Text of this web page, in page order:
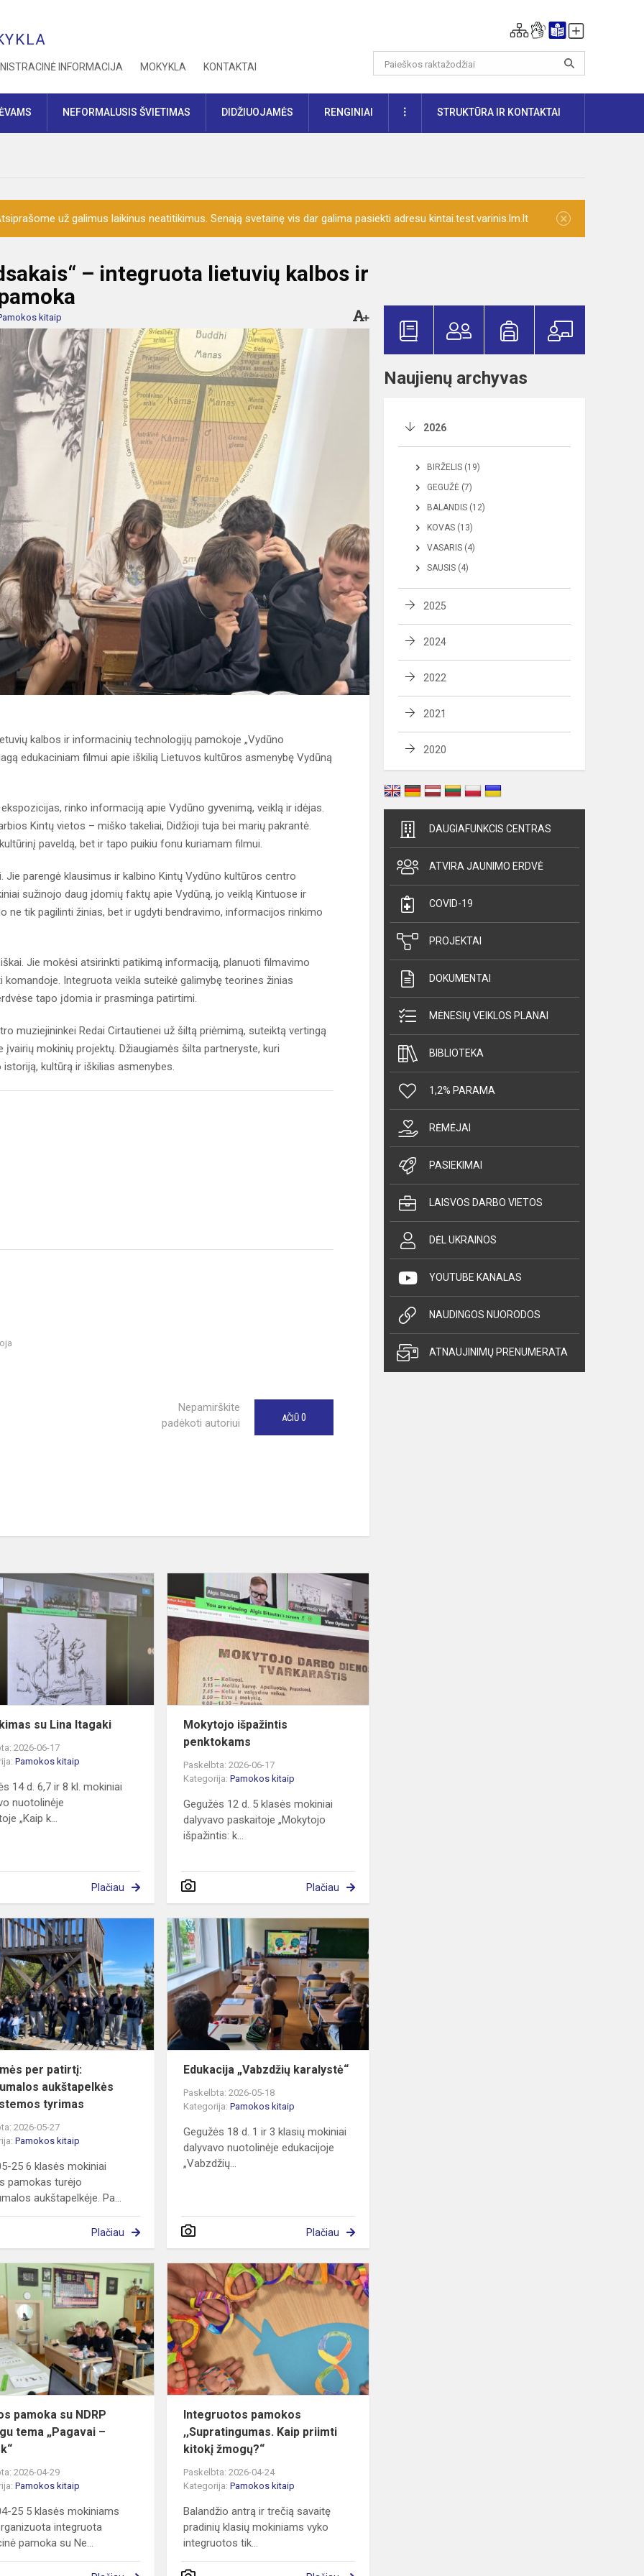
INFORMACIJA MOKYKLA KONTAKTAI
NEFORMALUSIS ŠVIETIMAS DIDŽIUOJAMĖS RENGINIAI DAUGIAUSTRUKTŪRA IR KONTAKTAI
už galimus laikinus neatitikimus. Senają svetainę vis dar galima pasiekti adresu kintai.test.varinis.lm.lt ×
– integruota lietuvių kalbos ir
kitaip
kalbos ir informacinių technologijų pamokoje „Vydūno
edukaciniam filmui apie iškilią Lietuvos kultūros asmenybę Vydūną
rinko informaciją apie Vydūno gyvenimą, veiklą ir idėjas.
Kintų vietos – miško takeliai, Didžioji tuja bei marių pakrantė.
paveldą, bet ir tapo puikiu fonu kuriamam filmui.
parengė klausimus ir kalbino Kintų Vydūno kultūros centro
sužinojo daug įdomių faktų apie Vydūną, jo veiklą Kintuose ir
ne tik pagilinti žinias, bet ir ugdyti bendravimo, informacijos rinkimo
Jie mokėsi atsirinkti patikimą informaciją, planuoti filmavimo
Integruota veikla suteikė galimybę teorines žinias
tapo įdomia ir prasminga patirtimi.
muziejininkei Redai Cirtautienei už šiltą priėmimą, suteiktą vertingą
mokinių projektų. Džiaugiamės šilta partneryste, kuri
kultūrą ir iškilias asmenybes.
Nepamirškite
padėkoti autoriui
AČIŪ 0
Susitikimas
Lina
Itagaki
su Lina Itagaki
2026-06-17
Pamokos kitaip
14 d. 6,7 ir 8 kl. mokiniai
nuotolinėje
„Kaip k...
Plačiau
išpažintis
penktokams
Mokytojo išpažintis
penktokams
Paskelbta: 2026-06-17
Kategorija:Pamokos kitaip
Gegužės 12 d. 5 klasės mokiniai
dalyvavo paskaitoje „Mokytojo
išpažintis: k...
Plačiau
Mokomės
per
patirtį:
Aukštumalos
aukštapelkės
ekosistemos
t...
per patirtį:
aukštapelkės
tyrimas
2026-05-27
Pamokos kitaip
25 6 klasės mokiniai
pamokas turėjo
aukštapelkėje. Pa...
Plačiau
Edukacija
karalystė“
Edukacija „Vabzdžių karalystė“
Paskelbta: 2026-05-18
Kategorija:Pamokos kitaip
Gegužės 18 d. 1 ir 3 klasių mokiniai
dalyvavo nuotolinėje edukacijoje
„Vabzdžių...
Plačiau
Gamtos
pamoka
NDRP
ekologu
tema
„Pagavai
–
paleisk“
pamoka su NDRP
tema „Pagavai –
2026-04-29
Pamokos kitaip
25 5 klasės mokiniams
integruota
pamoka su Ne...
Integruotos
pamokos
,,Supratingumas.
kitokį
Integruotos pamokos
,,Supratingumas. Kaip priimti
kitokį žmogų?“
Paskelbta: 2026-04-24
Kategorija:Pamokos kitaip
Balandžio antrą ir trečią savaitę
pradinių klasių mokiniams vyko
integruotos tik...
Naujienų archyvas
2026
BIRŽELIS (19)
GEGUŽĖ (7)
BALANDIS (12)
KOVAS (13)
VASARIS (4)
SAUSIS (4)
2025
2024
2022
2021
2020
DAUGIAFUNKCIS CENTRAS
ATVIRA JAUNIMO ERDVĖ
COVID-19
PROJEKTAI
DOKUMENTAI
MĖNESIŲ VEIKLOS PLANAI
BIBLIOTEKA
1,2% PARAMA
RĖMĖJAI
PASIEKIMAI
LAISVOS DARBO VIETOS
DĖL UKRAINOS
YOUTUBE KANALAS
NAUDINGOS NUORODOS
ATNAUJINIMŲ PRENUMERATA